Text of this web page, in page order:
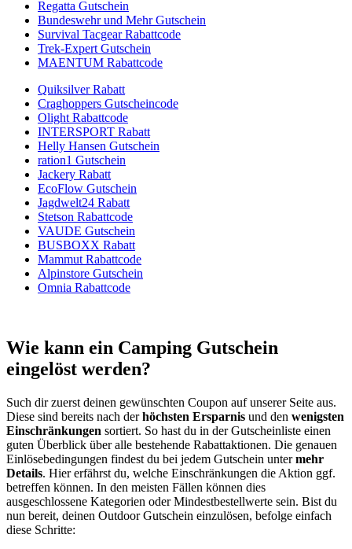
Regatta Gutschein
Bundeswehr und Mehr Gutschein
Survival Tacgear Rabattcode
Trek-Expert Gutschein
MAENTUM Rabattcode
Quiksilver Rabatt
Craghoppers Gutscheincode
Olight Rabattcode
INTERSPORT Rabatt
Helly Hansen Gutschein
ration1 Gutschein
Jackery Rabatt
EcoFlow Gutschein
Jagdwelt24 Rabatt
Stetson Rabattcode
VAUDE Gutschein
BUSBOXX Rabatt
Mammut Rabattcode
Alpinstore Gutschein
Omnia Rabattcode
Wie kann ein Camping Gutschein
eingelöst werden?
Such dir zuerst deinen gewünschten Coupon auf unserer Seite aus.
Diese sind bereits nach derhöchsten Ersparnis und den wenigsten
Einschränkungen sortiert. So hast du in der Gutscheinliste einen
guten Überblick über alle bestehende Rabattaktionen. Die genauen
Einlösebedingungen findest du bei jedem Gutschein untermehr
Details. Hier erfährst du, welche Einschränkungen die Aktion ggf.
betreffen können. In den meisten Fällen können dies
ausgeschlossene Kategorien oder Mindestbestellwerte sein. Bist du
nun bereit, deinen Outdoor Gutschein einzulösen, befolge einfach
diese Schritte: